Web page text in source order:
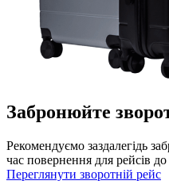
Забронюйте
Рекомендуємо заздалегідь
час повернення для рейсів
Переглянути зворотній рейс